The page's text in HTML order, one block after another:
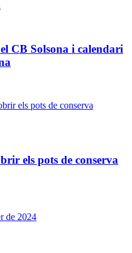
CB Solsona i calendari
els pots de conserva